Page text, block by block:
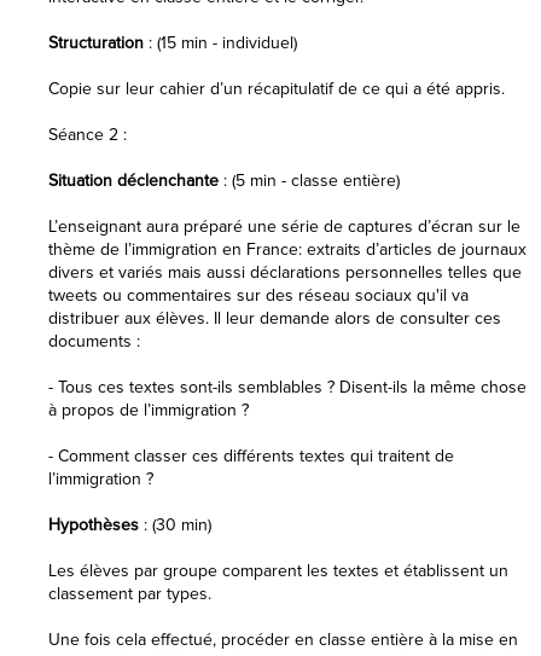
Structuration : (15 min - individuel)
Copie sur leur cahier d’un récapitulatif de ce qui a été appris.
Séance 2 :
Situation déclenchante : (5 min - classe entière)
L’enseignant aura préparé une série de captures d’écran sur le
thème de l’immigration en France: extraits d’articles de journaux
divers et variés mais aussi déclarations personnelles telles que
tweets ou commentaires sur des réseau sociaux qu'il va
distribuer aux élèves. Il leur demande alors de consulter ces
documents :
- Tous ces textes sont-ils semblables ? Disent-ils la même chose
à propos de l’immigration ?
- Comment classer ces différents textes qui traitent de
l’immigration ?
Hypothèses : (30 min)
Les élèves par groupe comparent les textes et établissent un
classement par types.
Une fois cela effectué, procéder en classe entière à la mise en